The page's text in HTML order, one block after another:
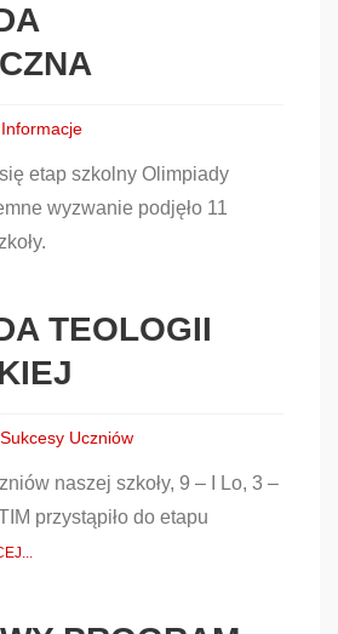
Informacje
etap szkolny Olimpiady
wyzwanie podjęło 11
TEOLOGII
Sukcesy Uczniów
naszej szkoły, 9 – I Lo, 3 –
przystąpiło do etapu